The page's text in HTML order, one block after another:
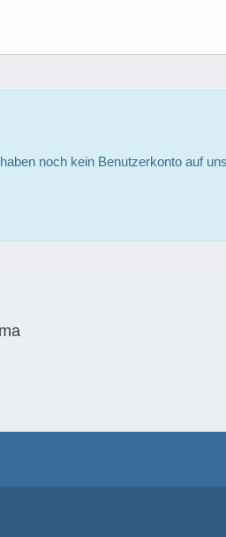
noch kein Benutzerkonto auf